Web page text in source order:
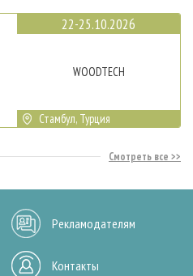
22-25.10.2026
WOODTECH
Стамбул, Турция
Смотреть все
Рекламодателям
Контакты